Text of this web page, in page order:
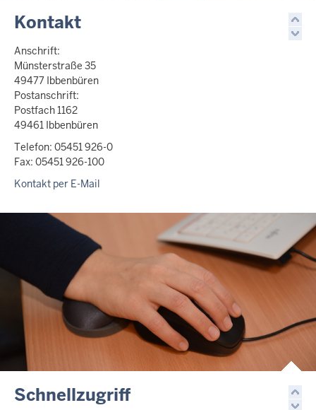
Kontakt
Anschrift:
Münsterstraße 35
49477 Ibbenbüren
Postanschrift:
Postfach 1162
49461 Ibbenbüren
Telefon: 05451 926-0
Fax: 05451 926-100
Kontakt per E-Mail
Schnellzugriff